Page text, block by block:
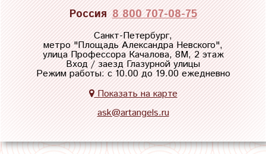
Россия 8 800 707-08-75
Санкт-Петербург,
метро "Площадь Александра Невского",
улица Профессора Качалова, 8М, 2 этаж
Вход / заезд Глазурной улицы
Режим работы: с 10.00 до 19.00 ежедневно
Показать на карте
ask@artangels.ru